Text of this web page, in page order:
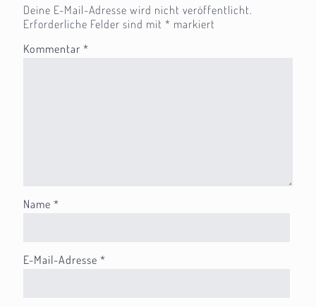
Deine E-Mail-Adresse wird nicht veröffentlicht.
Erforderliche Felder sind mit * markiert
Kommentar *
Name *
E-Mail-Adresse *